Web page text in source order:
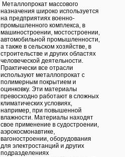
Металлопрокат массового
назначения широко используется
на предприятиях военно-
промышленного комплекса, в
машиностроении, мостостроении,
автомобильной промышленности,
а также в сельском хозяйстве, в
строительстве и других областях
человеческой деятельности.
Практически все отрасли
используют металлопрокат с
полимерным покрытием и
оцинковку. Эти материалы
превосходно работают в сложных
климатических условиях,
например, при повышенной
влажности. Материалы находят
свое применение в судостроении,
аэрокосмонавтике,
вагоностроении, оборудования
для электростанций и других
подразделениях